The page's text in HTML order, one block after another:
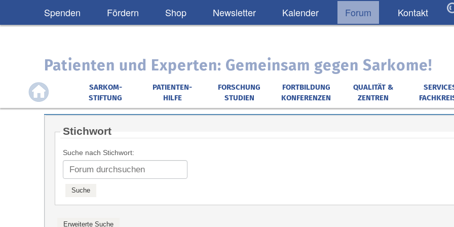
Spenden Fördern Shop Newsletter Kalender Forum Kontakt
Patienten und Experten: Gemeinsam gegen Sarkome!
SARKOM-
STIFTUNG
PATIENTEN-
HILFE
FORSCHUNG
STUDIEN
FORTBILDUNG
KONFERENZEN
QUALITÄT &
ZENTREN
Stichwort
Suche nach Stichwort: